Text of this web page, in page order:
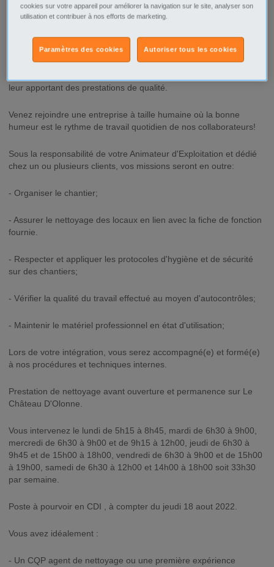
Avec 37 agences, nous nous construisons chaque jour grâce à
nos collaborateurs reconnus pour le professionnalisme. Ainsi,
leur apportant des prestations de qualité.
Venez rejoindre une entreprise à taille humaine où la bonne
humeur est le rythme de travail quotidien de nos collaborateurs!
Sous la responsabilité de votre Animateur d'Exploitation et dédié
chez un ou plusieurs clients, vos missions seront en outre:
- Organiser le chantier;
- Assurer le nettoyage des locaux en lien avec la fiche de fonction
fournie.
- Respecter et appliquer les protocoles d'hygiène et de sécurité
sur des chantiers;
- Vérifier la qualité du travail effectué au moyen d'autocontrôles;
- Maintenir le matériel professionnel en état d'utilisation;
Lors de votre intégration, vous serez accompagné(e) et formé(e)
à nos procédures et techniques internes.
Prestation de nettoyage avant ouverture et permanence sur Le
Château D'Olonne.
Vous intervenez le lundi de 5h15 à 8h45, mardi de 6h30 à 9h00,
mercredi de 6h30 à 9h00 et de 9h15 à 12h00, jeudi de 6h30 à
9h45 et de 15h00 à 18h00, vendredi de 6h30 à 9h00 et de 15h00
à 19h00, samedi de 6h30 à 12h00 et 14h00 à 18h00 soit 33h30
par semaine.
Poste à pourvoir en CDI , à compter du jeudi 18 aout 2022.
Vous avez idéalement :
- Un CQP agent de nettoyage ou une première expérience
cookies sur votre appareil pour améliorer la navigation sur le site, analyser son
utilisation et contribuer à nos efforts de marketing.
Autoriser tous les cookies
Paramètres des cookies